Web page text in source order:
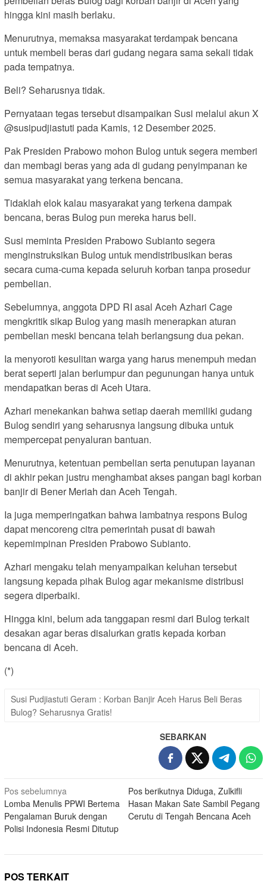
hingga kini masih berlaku.
Menurutnya, memaksa masyarakat terdampak bencana
untuk membeli beras dari gudang negara sama sekali tidak
pada tempatnya.
Beli? Seharusnya tidak.
Pernyataan tegas tersebut disampaikan Susi melalui akun X
@susipudjiastuti pada Kamis, 12 Desember 2025.
Pak Presiden Prabowo mohon Bulog untuk segera memberi
dan membagi beras yang ada di gudang penyimpanan ke
semua masyarakat yang terkena bencana.
Tidaklah elok kalau masyarakat yang terkena dampak
bencana, beras Bulog pun mereka harus beli.
Susi meminta Presiden Prabowo Subianto segera
menginstruksikan Bulog untuk mendistribusikan beras
secara cuma-cuma kepada seluruh korban tanpa prosedur
pembelian.
Sebelumnya, anggota DPD RI asal Aceh Azhari Cage
mengkritik sikap Bulog yang masih menerapkan aturan
pembelian meski bencana telah berlangsung dua pekan.
Ia menyoroti kesulitan warga yang harus menempuh medan
berat seperti jalan berlumpur dan pegunungan hanya untuk
mendapatkan beras di Aceh Utara.
Azhari menekankan bahwa setiap daerah memiliki gudang
Bulog sendiri yang seharusnya langsung dibuka untuk
mempercepat penyaluran bantuan.
Menurutnya, ketentuan pembelian serta penutupan layanan
di akhir pekan justru menghambat akses pangan bagi korban
banjir di Bener Meriah dan Aceh Tengah.
Ia juga memperingatkan bahwa lambatnya respons Bulog
dapat mencoreng citra pemerintah pusat di bawah
kepemimpinan Presiden Prabowo Subianto.
Azhari mengaku telah menyampaikan keluhan tersebut
langsung kepada pihak Bulog agar mekanisme distribusi
segera diperbaiki.
Hingga kini, belum ada tanggapan resmi dari Bulog terkait
desakan agar beras disalurkan gratis kepada korban
bencana di Aceh.
(*)
Susi Pudjiastuti Geram : Korban Banjir Aceh Harus Beli Beras
Bulog? Seharusnya Gratis!
SEBARKAN
Navigasi
pos
Pos sebelumnya
Lomba Menulis PPWI Bertema
Pengalaman Buruk dengan
Polisi Indonesia Resmi Ditutup
Pos berikutnya Diduga, Zulkifli
Hasan Makan Sate Sambil Pegang
Cerutu di Tengah Bencana Aceh
POS TERKAIT